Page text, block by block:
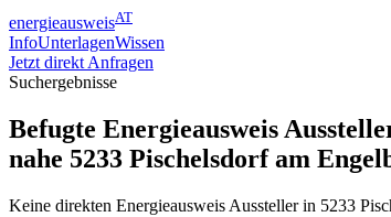
energieausweisAT
InfoUnterlagenWissen
Jetzt direkt Anfragen
Suchergebnisse
Befugte Energieausweis
nahe 5233 Pischelsdorf am
Keine direkten Energieausweis Aussteller in 5233